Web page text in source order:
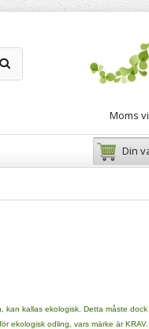
Moms
Din
kallas ekologisk. Detta måste
ekologisk odling, vars märke är